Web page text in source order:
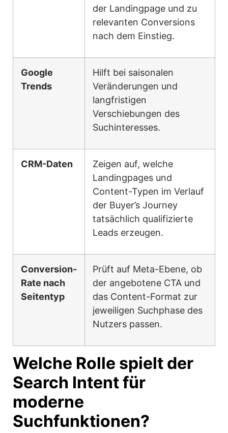
der Landingpage und zu
relevanten Conversions
nach dem Einstieg.
Google
Trends
Hilft bei saisonalen
Veränderungen und
langfristigen
Verschiebungen des
Suchinteresses.
CRM-Daten
Zeigen auf, welche
Landingpages und
Content-Typen im Verlauf
der Buyer’s Journey
tatsächlich qualifizierte
Leads erzeugen.
Conversion-
Rate nach
Seitentyp
Prüft auf Meta-Ebene, ob
der angebotene CTA und
das Content-Format zur
jeweiligen Suchphase des
Nutzers passen.
Welche Rolle spielt der
Search Intent für
moderne
Suchfunktionen?